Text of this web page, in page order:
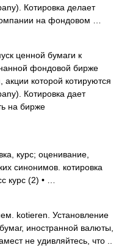
Котировка делает
на фондовом …
ценной бумаги к
фондовой бирже
которой котируются
Котировка дает
на бирже
курс; оценивание,
синонимов. котировка
курс (2) • …
kotieren. Установление
иностранной валюты,
не удивляйтесь, что ..